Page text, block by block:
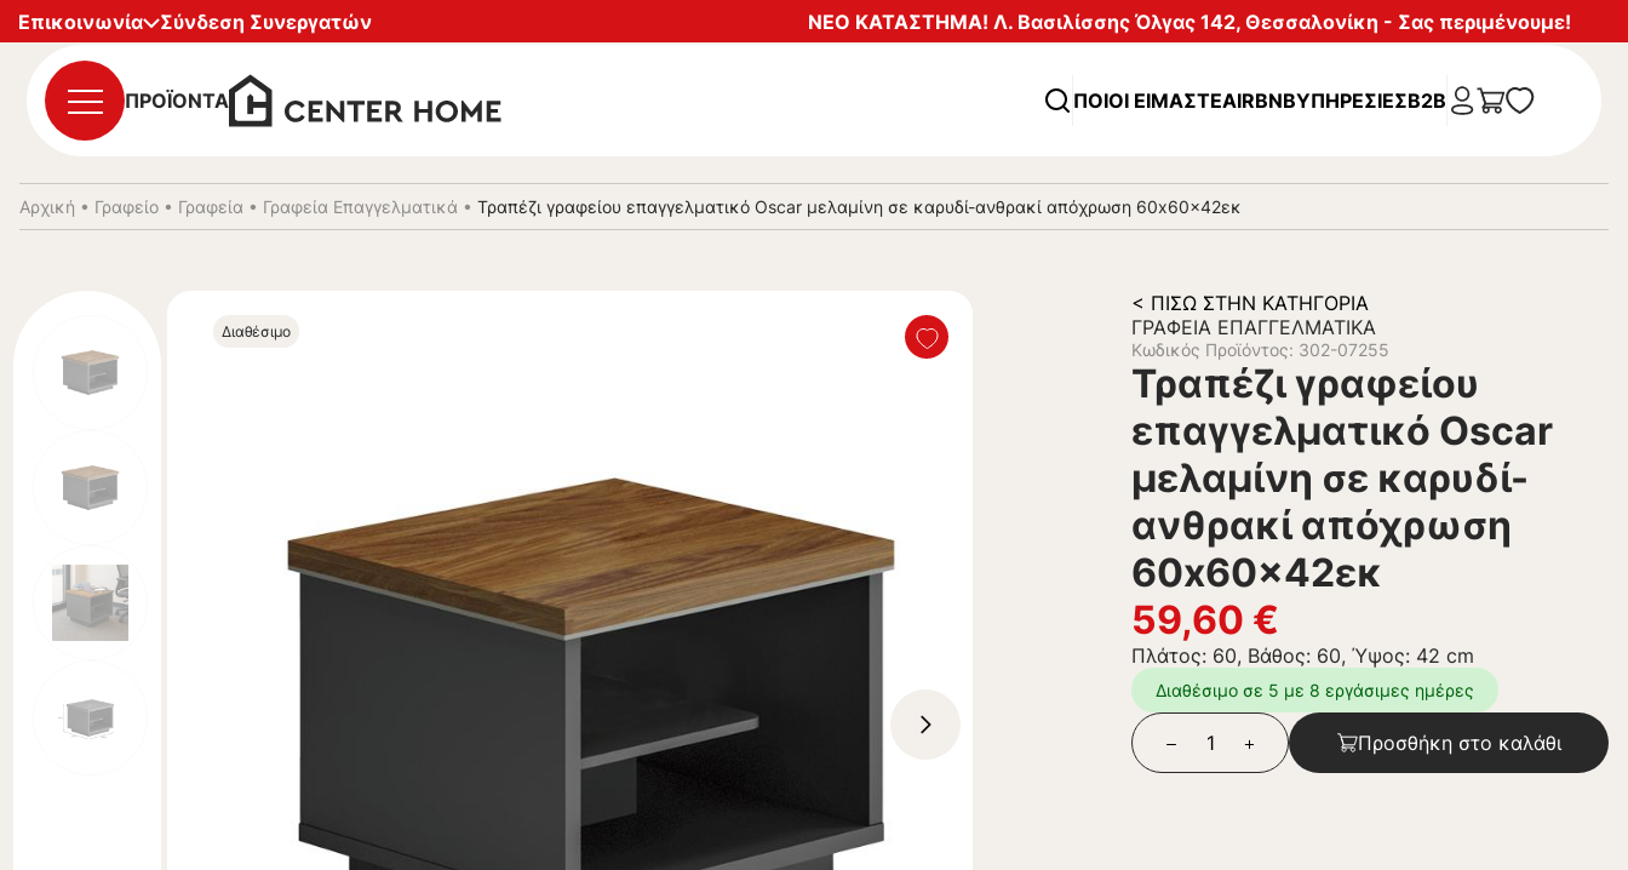
Επικοινωνία
Σύνδεση Συνεργατών ΝΕΟ ΚΑΤΑΣΤΗΜΑ! Λ. Βασιλίσσης Όλγας 142, Θεσσαλονίκη - Σας περιμένουμε!
ΠΡΟΪΟΝΤΑ ΠΟΙΟΙ ΕΙΜΑΣΤΕAIRBNBΥΠΗΡΕΣΊΕΣB2B
Αρχική • Γραφείο • Γραφεία • Γραφεία Επαγγελματικά • Τραπέζι γραφείου επαγγελματικό Oscar μελαμίνη σε καρυδί-ανθρακί απόχρωση 60x60x42εκ
Διαθέσιμο
< ΠΊΣΩ ΣΤΗΝ ΚΑΤΗΓΟΡΊΑ
ΓΡΑΦΕΊΑ ΕΠΑΓΓΕΛΜΑΤΙΚΆ
Κωδικός Προϊόντος: 302-07255
Τραπέζι γραφείου
επαγγελματικό Oscar
μελαμίνη σε καρυδί-
ανθρακί απόχρωση
60x60x42εκ
59,60 €
Πλάτος: 60, Βάθος: 60, Ύψος: 42 cm
Διαθέσιμο σε 5 με 8 εργάσιμες ημέρες
Προσθήκη στο καλάθι